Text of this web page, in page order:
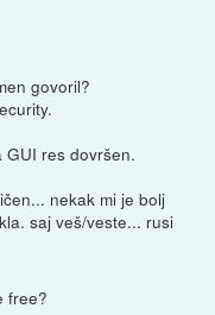
govoril?
res dovršen.
nekak mi je bolj
saj veš/veste... rusi
free?